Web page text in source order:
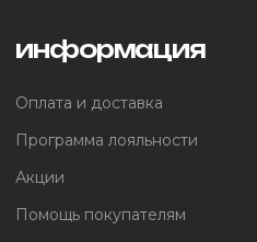
информация
Оплата и доставка
Программа лояльности
Акции
Помощь покупателям